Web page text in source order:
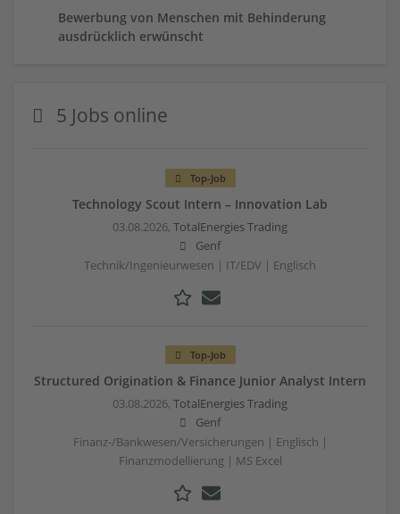
Bewerbung von Menschen mit Behinderung
ausdrücklich erwünscht
5 Jobs online
Top-Job
Technology Scout Intern – Innovation Lab
03.08.2026, TotalEnergies Trading
Genf
Technik/Ingenieurwesen | IT/EDV | Englisch
Top-Job
Structured Origination & Finance Junior Analyst Intern
03.08.2026, TotalEnergies Trading
Genf
Finanz-/Bankwesen/Versicherungen | Englisch |
Finanzmodellierung | MS Excel